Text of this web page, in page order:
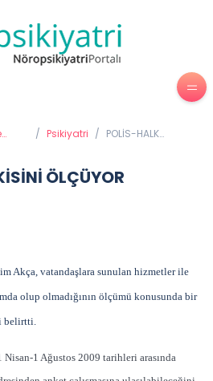
/ Psikiyatri / POLİS-HALK
ÖLÇÜYOR
Akça, vatandaşlara sunulan hizmetler ile
olup olmadığının ölçümü konusunda bir
belirtti.
1 Ağustos 2009 tarihleri arasında